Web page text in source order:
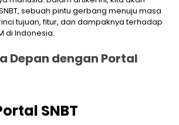
sebuah pintu gerbang menuju masa
tujuan, fitur, dan dampaknya terhadap
di Indonesia.
Depan dengan Portal
SNBT